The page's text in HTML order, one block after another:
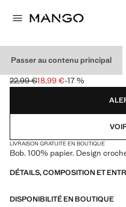
Passer au contenu principal
BOB CROCHET
Prix initial barré [22,99 € ]
22,99 €
Prix actuel [18,99 € ]
18,99 €-17 %
Choisissez une couleur
LIVRAISON GRATUITE EN BOUTIQUE
Bob. 100% papier. Design
DÉTAILS, COMPOSITION ET
DISPONIBILITÉ EN BOUTIQUE